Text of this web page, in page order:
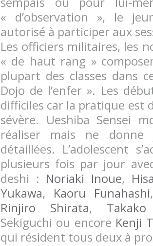
« d’observation », le
autorisé à participer aux
Les officiers militaires, les
« de haut rang »
plupart des classes dans
Dojo de l’enfer ». Les
difficiles car la pratique est
sévère. Ueshiba Sensei
réaliser mais ne donne
détaillées. L’adolescent
plusieurs fois par jour
deshi : Noriaki Inoue,
Yukawa, Kaoru Funahashi
Rinjiro Shirata,
Sekiguchi ou encore Kenji
qui résident tous deux à